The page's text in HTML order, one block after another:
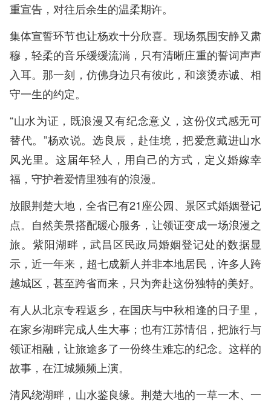
重宣告，对往后余生的温柔期许。
集体宣誓环节也让杨欢十分欣喜。现场氛围安静又肃
穆，轻柔的音乐缓缓流淌，只有清晰庄重的誓词声声
入耳。那一刻，仿佛身边只有彼此，和滚烫赤诚、相
守一生的约定。
“山水为证，既浪漫又有纪念意义，这份仪式感无可
替代。”杨欢说。选良辰，赴佳境，把爱意藏进山水
风光里。这届年轻人，用自己的方式，定义婚嫁幸
福，守护着爱情里独有的浪漫。
放眼荆楚大地，全省已有21座公园、景区式婚姻登记
点。自然美景搭配暖心服务，让领证变成一场浪漫之
旅。紫阳湖畔，武昌区民政局婚姻登记处的数据显
示，近一年来，超七成新人并非本地居民，许多人跨
越城区，甚至跨省而来，只为奔赴这份独特的美好。
有人从北京专程返乡，在国庆与中秋相逢的日子里，
在家乡湖畔完成人生大事；也有江苏情侣，把旅行与
领证相融，让旅途多了一份终生难忘的纪念。这样的
故事，在江城频频上演。
清风绕湖畔，山水鉴良缘。荆楚大地的一草一木、一